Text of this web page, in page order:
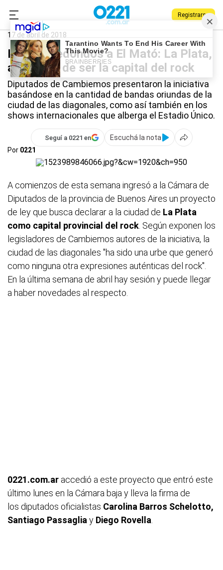
Registrarse
0221.com.ar
Capital del rock
17 de abril de 2018
De Los Redondos a El Mató: La Plata,
a un paso de ser la capital del rock
Diputados de Cambiemos presentaron la iniciativa
basándose en la cantidad de bandas oriundas de la
ciudad de las diagonales, como así también en los
shows internacionales que alberga el Estadio Único.
Seguí a 0221 en
Escuchá la nota
Por 0221
A comienzos de esta semana ingresó a la Cámara de
Diputados de la provincia de Buenos Aires un proyecto
de ley que busca declarar a la ciudad de La Plata
como capital provincial del rock . Según exponen los
legisladores de Cambiemos autores de la iniciativa, la
ciudad de las diagonales "ha sido una urbe que generó
como ninguna otra expresiones auténticas del rock".
En la última semana de abril hay sesión y puede llegar
a haber novedades al respecto.
0221.com.ar accedió a este proyecto que entró este
último lunes en la Cámara baja y lleva la firma de
los diputados oficialistas Carolina Barros Schelotto,
Santiago Passaglia y Diego Rovella